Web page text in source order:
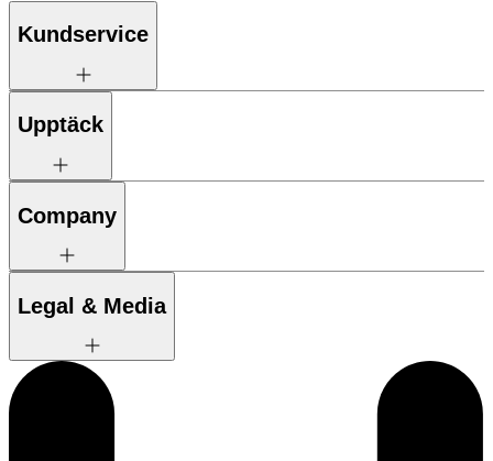
Kundservice
Upptäck
Company
Legal & Media